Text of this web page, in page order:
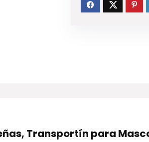
Transportín para